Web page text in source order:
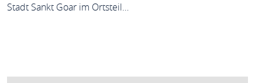
Stadt Sankt Goar im Ortsteil…